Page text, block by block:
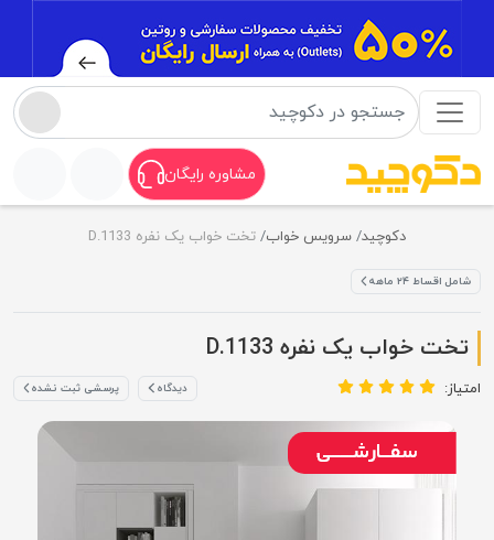
مشاوره رایگان
دکوچید سرویس خواب تخت خواب یک نفره D.1133
شامل اقساط ۲۴ ماهه
تخت خواب یک نفره D.1133
امتیاز: دیدگاه پرسشی ثبت نشده